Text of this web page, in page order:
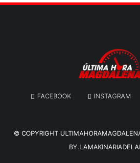
FACEBOOK INSTAGRAM
© COPYRIGHT